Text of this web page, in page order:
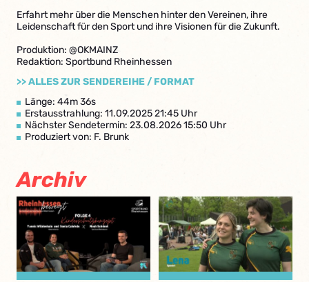
Erfahrt mehr über die Menschen hinter den Vereinen, ihre
Leidenschaft für den Sport und ihre Visionen für die Zukunft.
Produktion: ‪@OKMAINZ‬
Redaktion: Sportbund Rheinhessen
>> ALLES ZUR SENDEREIHE / FORMAT
Länge: 44m 36s
Erstausstrahlung: 11.09.2025 21:45 Uhr
Nächster Sendetermin: 23.08.2026 15:50 Uhr
Produziert von: F. Brunk
Archiv